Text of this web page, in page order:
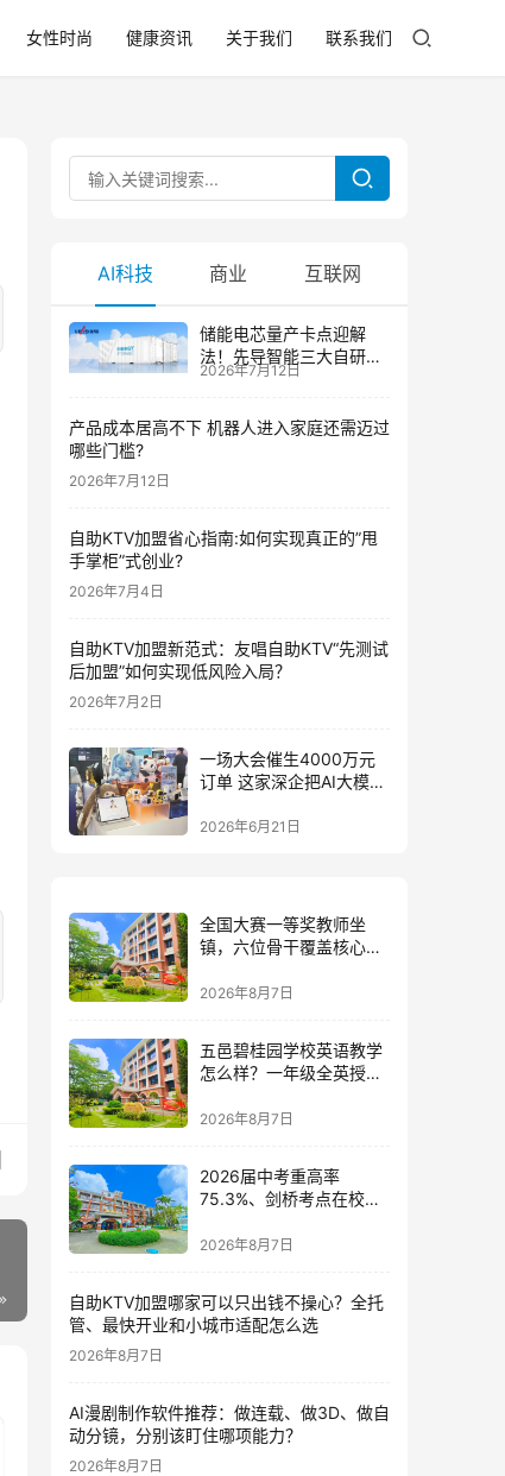
女性时尚 健康资讯 关于我们 联系我们
AI科技 商业 互联网
储能电芯量产卡点迎解
法！先导智能三大自研技
术攻克大尺寸制芯难题
2026年7月12日
产品成本居高不下 机器人进入家庭还需迈过
哪些门槛?
2026年7月12日
自助KTV加盟省心指南:如何实现真正的”甩
手掌柜”式创业?
2026年7月4日
自助KTV加盟新范式：友唱自助KTV“先测试
后加盟”如何实现低风险入局？
2026年7月2日
一场大会催生4000万元
订单 这家深企把AI大模型
2026年6月21日
全国大赛一等奖教师坐
镇，六位骨干覆盖核心学
校的师资答卷
2026年8月7日
五邑碧桂园学校英语教学
怎么样？一年级全英授课
语体系深度解读
2026年8月7日
2026届中考重高率
75.3%、剑桥考点在校
校的17年答卷
2026年8月7日
自助KTV加盟哪家可以只出钱不操心？全托
管、最快开业和小城市适配怎么选
2026年8月7日
AI漫剧制作软件推荐：做连载、做3D、做自
动分镜，分别该盯住哪项能力？
2026年8月7日